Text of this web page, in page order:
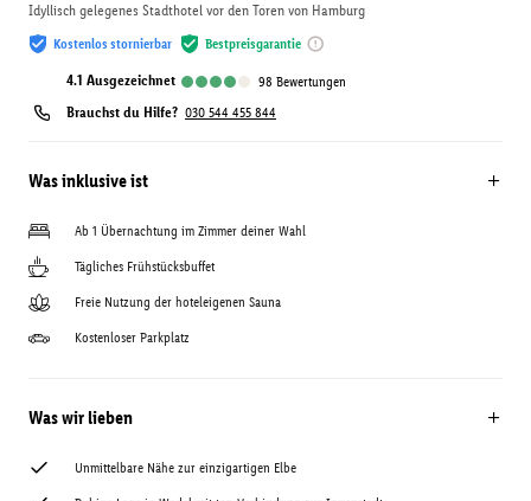
Idyllisch gelegenes Stadthotel vor den Toren von Hamburg
Kostenlos stornierbar Bestpreisgarantie
4.1 ausgezeichnet 98 Bewertungen
Brauchst du Hilfe? 030 544 455 844
Was inklusive ist
Ab 1 Übernachtung im Zimmer deiner Wahl
Tägliches Frühstücksbuffet
Freie Nutzung der hoteleigenen Sauna
Kostenloser Parkplatz
Was wir lieben
Unmittelbare Nähe zur einzigartigen Elbe